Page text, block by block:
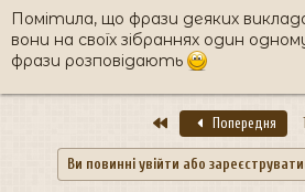
Помітила, що фрази деяких
вони на своїх зібраннях один
фрази розповідають
Перший Попередня
Ви повинні увійти або